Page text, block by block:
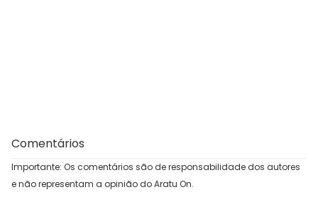
Comentários
Importante: Os comentários são de responsabilidade dos autores
e não representam a opinião do Aratu On.